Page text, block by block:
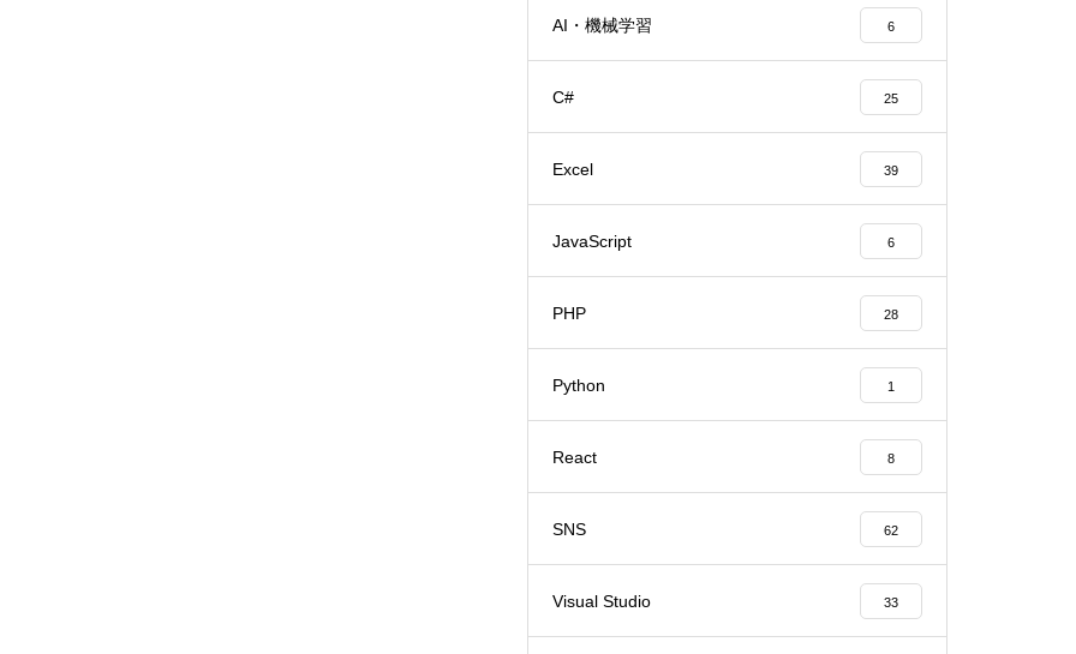
AI・機械学習 6
C# 25
Excel 39
JavaScript 6
PHP 28
Python 1
React 8
SNS 62
Visual Studio 33